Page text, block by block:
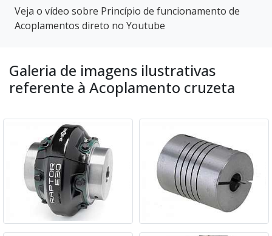
Veja o vídeo sobre Princípio de funcionamento de
Acoplamentos direto no Youtube
Galeria de imagens ilustrativas
referente à Acoplamento cruzeta